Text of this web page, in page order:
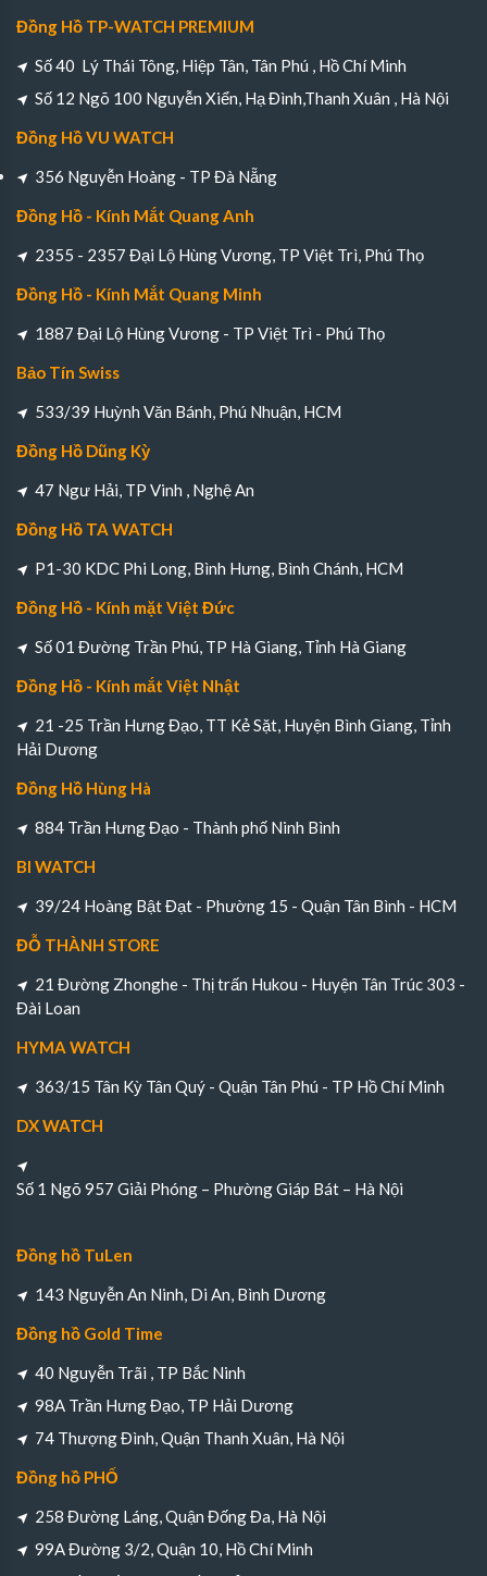
Đồng Hồ TP-WATCH PREMIUM
Số 40 Lý Thái Tông, Hiệp Tân, Tân Phú , Hồ Chí Minh
Số 12 Ngõ 100 Nguyễn Xiển, Hạ Đình,Thanh Xuân , Hà Nội
Đồng Hồ VU WATCH
356 Nguyễn Hoàng - TP Đà Nẵng
Đồng Hồ - Kính Mắt Quang Anh
2355 - 2357 Đại Lộ Hùng Vương, TP Việt Trì, Phú Thọ
Đồng Hồ - Kính Mắt Quang Minh
1887 Đại Lộ Hùng Vương - TP Việt Trì - Phú Thọ
Bảo Tín Swiss
533/39 Huỳnh Văn Bánh, Phú Nhuận, HCM
Đồng Hồ Dũng Kỳ
47 Ngư Hải, TP Vinh , Nghệ An
Đồng Hồ TA WATCH
P1-30 KDC Phi Long, Bình Hưng, Bình Chánh, HCM
Đồng Hồ - Kính mặt Việt Đức
Số 01 Đường Trần Phú, TP Hà Giang, Tỉnh Hà Giang
Đồng Hồ - Kính mắt Việt Nhật
21 -25 Trần Hưng Đạo, TT Kẻ Sặt, Huyện Bình Giang, Tỉnh
Hải Dương
Đồng Hồ Hùng Hà
884 Trần Hưng Đạo - Thành phố Ninh Bình
BI WATCH
39/24 Hoàng Bật Đạt - Phường 15 - Quận Tân Bình - HCM
ĐỖ THÀNH STORE
21 Đường Zhonghe - Thị trấn Hukou - Huyện Tân Trúc 303 -
Đài Loan
HYMA WATCH
363/15 Tân Kỳ Tân Quý - Quận Tân Phú - TP Hồ Chí Minh
DX WATCH
Số 1 Ngõ 957 Giải Phóng – Phường Giáp Bát – Hà Nội
Đồng hồ TuLen
143 Nguyễn An Ninh, Di An, Bình Dương
Đồng hồ Gold Time
40 Nguyễn Trãi , TP Bắc Ninh
98A Trần Hưng Đạo, TP Hải Dương
74 Thượng Đình, Quận Thanh Xuân, Hà Nội
Đồng hồ PHỐ
258 Đường Láng, Quận Đống Đa, Hà Nội
99A Đường 3/2, Quận 10, Hồ Chí Minh